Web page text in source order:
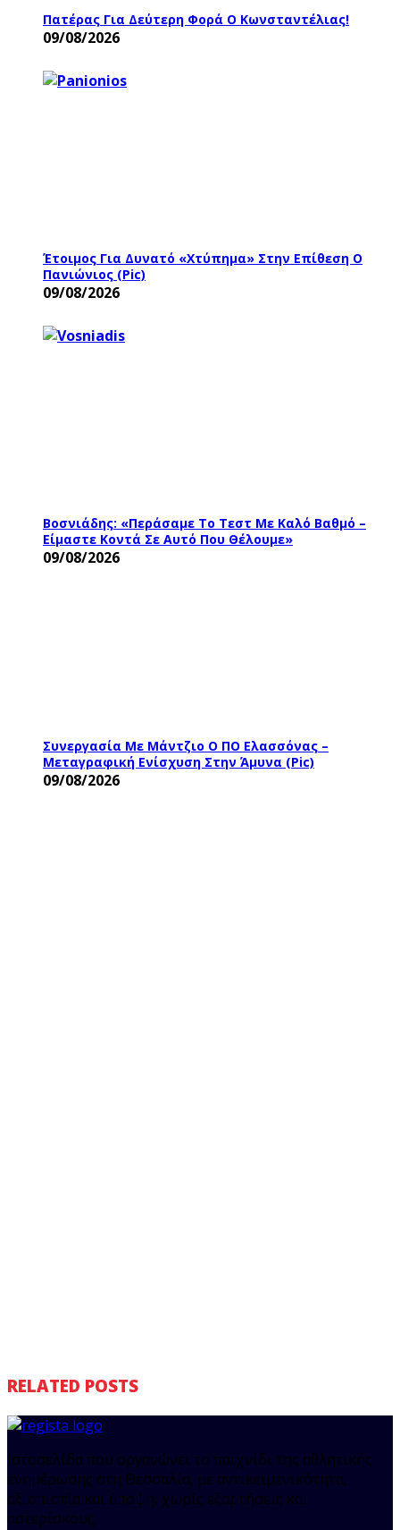
Πατέρας Για Δεύτερη Φορά Ο Κωνσταντέλιας!
09/08/2026
Έτοιμος Για Δυνατό «χτύπημα» Στην Επίθεση Ο
Πανιώνιος (pic)
09/08/2026
Βοσνιάδης: «Περάσαμε Το Τεστ Με Καλό Βαθμό –
Είμαστε Κοντά Σε Αυτό Που Θέλουμε»
09/08/2026
Συνεργασία Με Μάντζιο Ο ΠΟ Ελασσόνας –
Μεταγραφική Ενίσχυση Στην Άμυνα (pic)
09/08/2026
RELATED POSTS
Ιστοσελίδα που οργανώνει το παιχνίδι της αθλητικής
ενημέρωσης στη Θεσσαλία, με αντικειμενικότητα,
αξιοπιστία και άποψη, χωρίς εξαρτήσεις και
αστερίσκους.